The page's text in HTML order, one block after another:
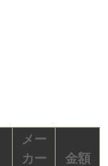
メー
カー
金額